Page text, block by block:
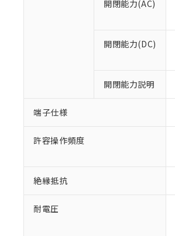
開閉能力(AC)
開閉能力(DC)
開閉能力説明
端子仕様
許容操作頻度
絶縁抵抗
耐電圧